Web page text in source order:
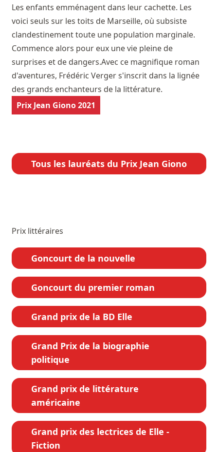
Les enfants emménagent dans leur cachette. Les
voici seuls sur les toits de Marseille, où subsiste
clandestinement toute une population marginale.
Commence alors pour eux une vie pleine de
surprises et de dangers.Avec ce magnifique roman
d'aventures, Frédéric Verger s'inscrit dans la lignée
des grands enchanteurs de la littérature.
Prix Jean Giono 2021
Tous les lauréats du Prix Jean Giono
Prix littéraires
Goncourt de la nouvelle
Goncourt du premier roman
Grand prix de la BD Elle
Grand Prix de la biographie
politique
Grand prix de littérature
américaine
Grand prix des lectrices de Elle -
Fiction